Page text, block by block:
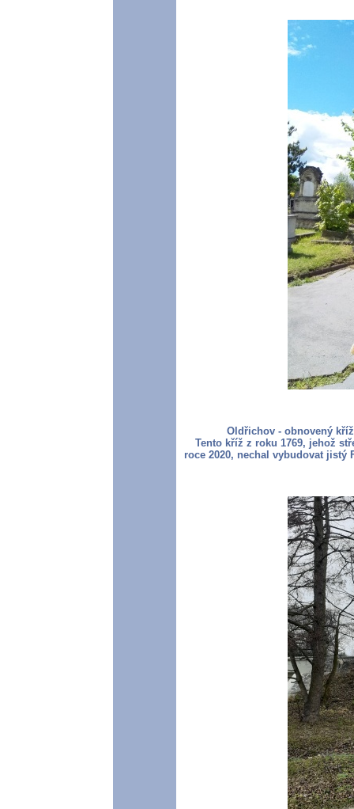
Oldřichov - obnovený
Tento kříž z roku 1769, jehož
roce 2020, nechal vybudovat jistý